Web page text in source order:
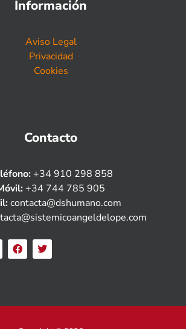
Información
Aviso Legal
Privacidad
Cookies
Contacto
+34 910 298 858
+34 744 785 905
contacta@dshumano.com